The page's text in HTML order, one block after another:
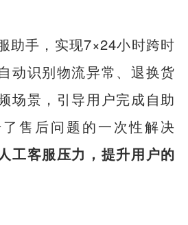
助手，实现7×24小时跨时
动识别物流异常、退换货
场景，引导用户完成自助
售后问题的一次性解决
工客服压力，提升用户的